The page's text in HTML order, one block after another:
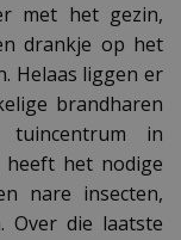
met het gezin,
drankje op het
Helaas liggen er
brandharen
tuincentrum in
heeft het nodige
nare insecten,
Over die laatste